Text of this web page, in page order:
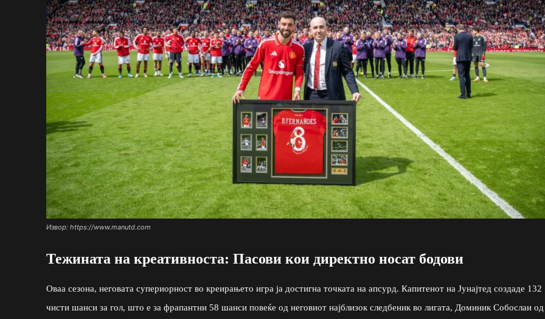
Извор: https://www.manutd.com
Тежината на креативноста: Пасови кои директно носат бодови
Оваа сезона, неговата супериорност во креирањето игра ја достигна точката на апсурд. Капитенот на Јунајтед создаде 132
чисти шанси за гол, што е за фрапантни 58 шанси повеќе од неговиот најблизок следбеник во лигата, Доминик Собослаи од